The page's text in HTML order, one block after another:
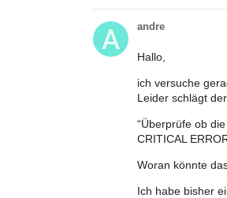
andre
Hallo,
ich versuche
Leider schlägt
“Überprüfe ob
CRITICAL
Woran könnte
Ich habe bisher